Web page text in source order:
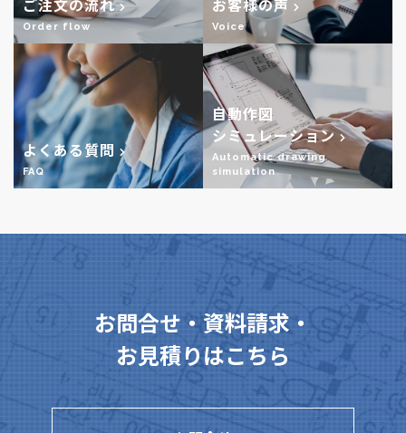
ご注文の流れ
Order flow
お客様の声
Voice
よくある質問
FAQ
自動作図
シミュレーション
Automatic drawing
simulation
お問合せ・資料請求・
お見積りはこちら